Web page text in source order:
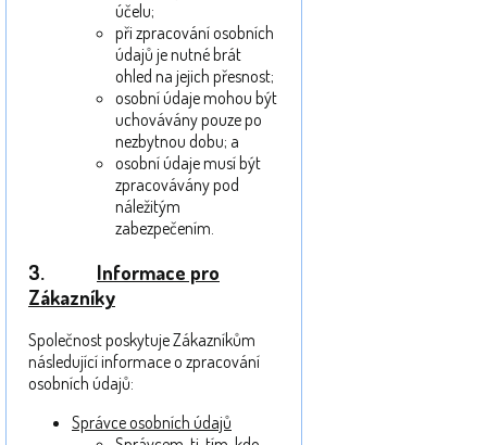
účelu;
při zpracování osobních
údajů je nutné brát
ohled na jejich přesnost;
osobní údaje mohou být
uchovávány pouze po
nezbytnou dobu; a
osobní údaje musí být
zpracovávány pod
náležitým
zabezpečením.
3. Informace pro
Zákazníky
Společnost poskytuje Zákazníkům
následující informace o zpracování
osobních údajů:
Správce osobních údajů